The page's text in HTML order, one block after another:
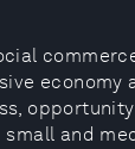
economy
small and